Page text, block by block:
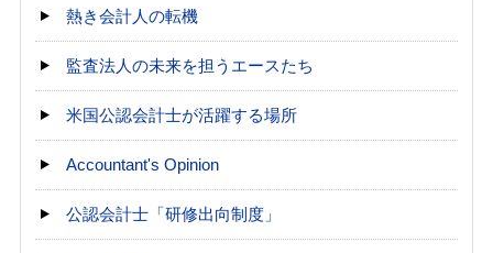
熱き会計人の転機
監査法人の未来を担うエースたち
米国公認会計士が活躍する場所
Accountant's Opinion
公認会計士「研修出向制度」